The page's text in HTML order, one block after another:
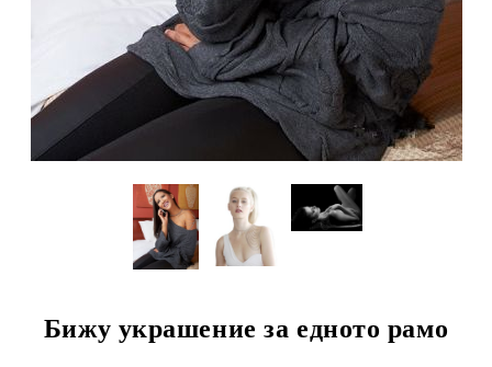
Бижу украшение за едното рамо